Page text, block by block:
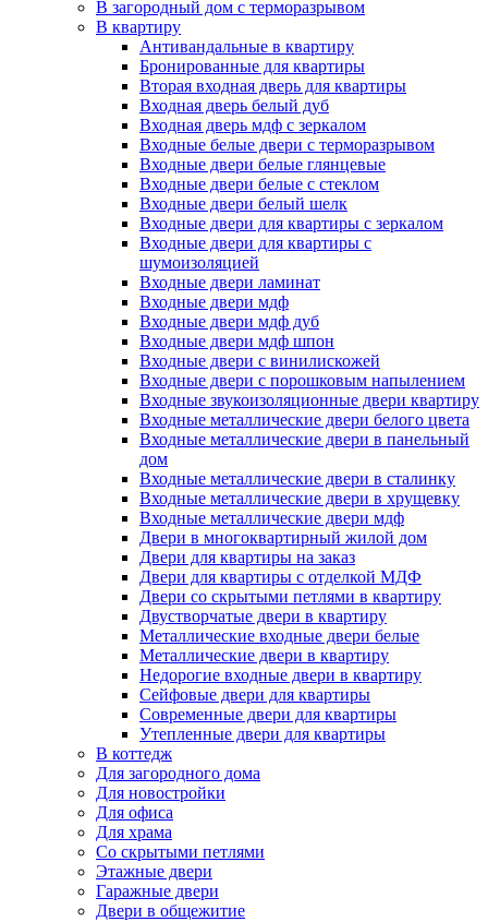
В загородный дом с терморазрывом
В квартиру
Антивандальные в квартиру
Бронированные для квартиры
Вторая входная дверь для квартиры
Входная дверь белый дуб
Входная дверь мдф с зеркалом
Входные белые двери с терморазрывом
Входные двери белые глянцевые
Входные двери белые с стеклом
Входные двери белый шелк
Входные двери для квартиры с зеркалом
Входные двери для квартиры с
шумоизоляцией
Входные двери ламинат
Входные двери мдф
Входные двери мдф дуб
Входные двери мдф шпон
Входные двери с винилискожей
Входные двери с порошковым напылением
Входные звукоизоляционные двери квартиру
Входные металлические двери белого цвета
Входные металлические двери в панельный
дом
Входные металлические двери в сталинку
Входные металлические двери в хрущевку
Входные металлические двери мдф
Двери в многоквартирный жилой дом
Двери для квартиры на заказ
Двери для квартиры с отделкой МДФ
Двери со скрытыми петлями в квартиру
Двустворчатые двери в квартиру
Металлические входные двери белые
Металлические двери в квартиру
Недорогие входные двери в квартиру
Сейфовые двери для квартиры
Современные двери для квартиры
Утепленные двери для квартиры
В коттедж
Для загородного дома
Для новостройки
Для офиса
Для храма
Со скрытыми петлями
Этажные двери
Гаражные двери
Двери в общежитие